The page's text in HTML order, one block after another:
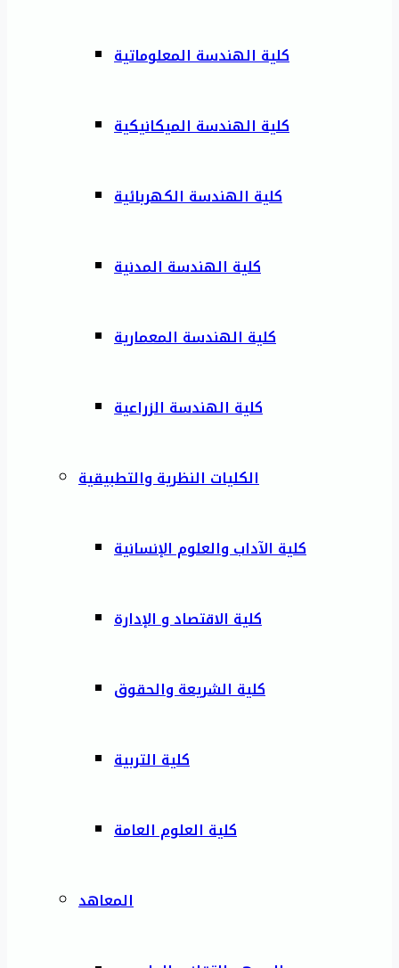
كلية الهندسة المعلوماتية
كلية الهندسة الميكانيكية
كلية الهندسة الكهربائية
كلية الهندسة المدنية
كلية الهندسة المعمارية
كلية الهندسة الزراعية
الكليات النظرية والتطبيقية
كلية الآداب والعلوم الإنسانية
كلية الاقتصاد و الإدارة
كلية الشريعة والحقوق
كلية التربية
كلية العلوم العامة
المعاهد